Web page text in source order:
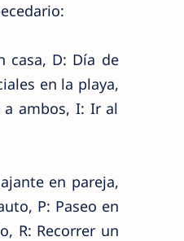
casa, D: Día de
en la playa,
a ambos, I: Ir al
en pareja,
P: Paseo en
R: Recorrer un